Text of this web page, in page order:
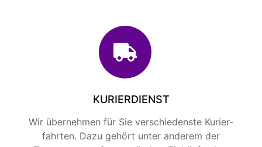
KURIERDIENST
Wir übernehmen für Sie verschiedenste Kurier­
fahrten. Dazu gehört unter anderem der